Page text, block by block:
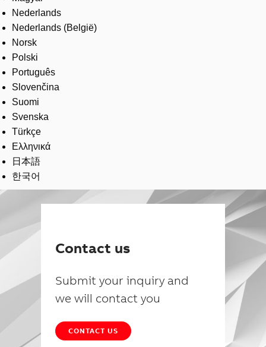
Nederlands
Nederlands (België)
Norsk
Polski
Português
Slovenčina
Suomi
Svenska
Türkçe
Ελληνικά
日本語
한국어
Contact us
Submit your inquiry and
we will contact you
CONTACT US